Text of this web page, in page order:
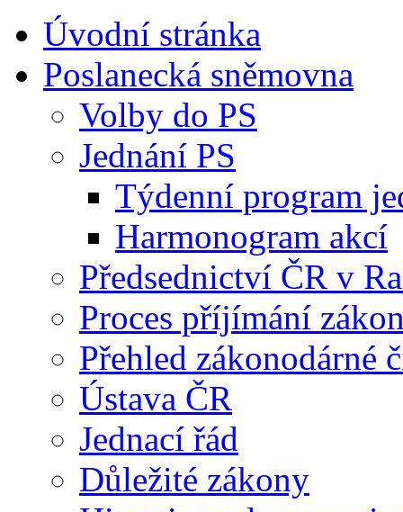
Úvodní stránka
Poslanecká sněmovna
Volby do PS
Jednání PS
Týdenní program
Harmonogram akcí
Předsednictví ČR v
Proces příjímání
Přehled zákonodárné
Ústava ČR
Jednací řád
Důležité zákony